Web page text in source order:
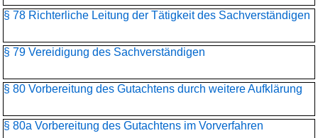
§ 78 Richterliche Leitung der Tätigkeit des Sachverständigen
§ 79 Vereidigung des Sachverständigen
§ 80 Vorbereitung des Gutachtens durch weitere Aufklärung
§ 80a Vorbereitung des Gutachtens im Vorverfahren